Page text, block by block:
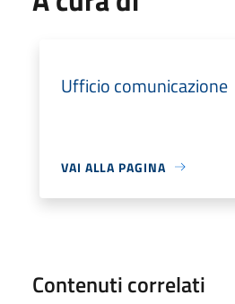
Ufficio comunicazione
VAI ALLA PAGINA
Contenuti correlati